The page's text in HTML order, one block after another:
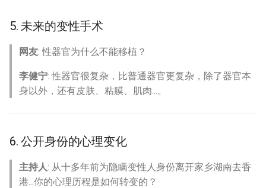
5. 未来的变性手术
网友: 性器官为什么不能移植？
李健宁: 性器官很复杂，比普通器官更复杂，除了器官本
身以外，还有皮肤、粘膜、肌肉...。
6. 公开身份的心理变化
主持人: 从十多年前为隐瞒变性人身份离开家乡湖南去香
港...你的心理历程是如何转变的？